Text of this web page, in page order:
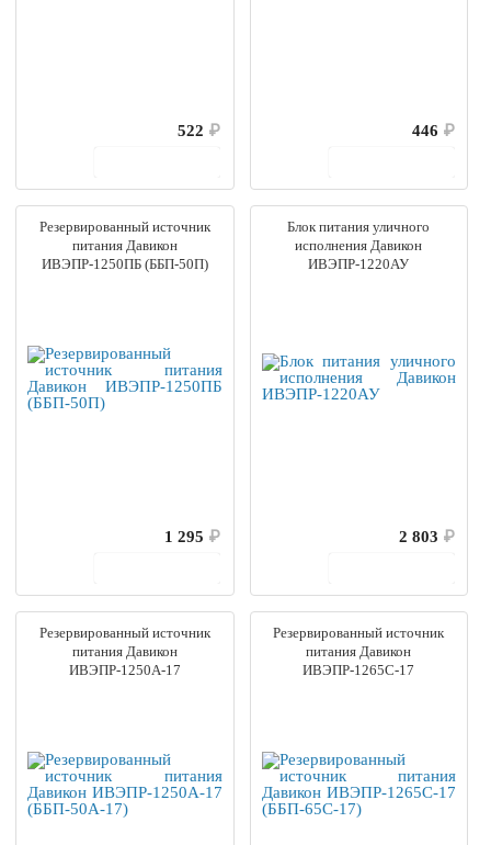
522 ₽
446 ₽
Резервированный источник
питания Давикон
ИВЭПР-1250ПБ (ББП-50П)
1 295 ₽
Блок питания уличного
исполнения Давикон
ИВЭПР-1220АУ
2 803 ₽
Резервированный источник
питания Давикон
ИВЭПР-1250А-17
Резервированный источник
питания Давикон
ИВЭПР-1265С-17